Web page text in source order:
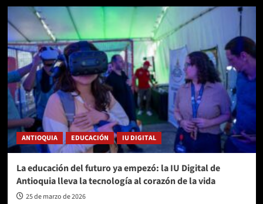
ANTIOQUIA EDUCACIÓN IU DIGITAL
La educación del futuro ya empezó: la IU Digital de
Antioquia lleva la tecnología al corazón de la vida
25 de marzo de 2026